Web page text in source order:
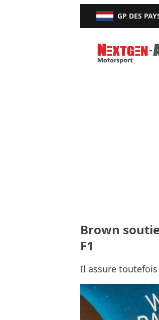
GP DES
Nextgen-
Brown
F1
Il assure toutefois